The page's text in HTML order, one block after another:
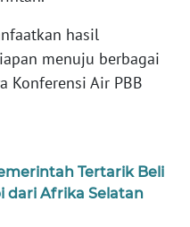
hasil
menuju berbagai
Konferensi Air PBB
Tertarik Beli
dari Afrika Selatan